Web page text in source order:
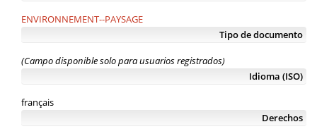
ENVIRONNEMENT--PAYSAGE
Tipo de documento
(Campo disponible solo para usuarios registrados)
Idioma (ISO)
français
Derechos